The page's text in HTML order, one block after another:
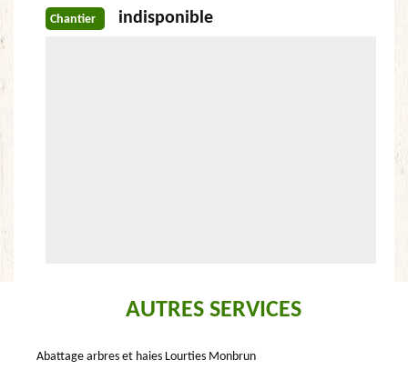
Chantier indisponible
AUTRES SERVICES
Abattage arbres et haies Lourties Monbrun